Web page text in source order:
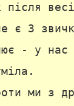
після
є 3
- у нас
ми з